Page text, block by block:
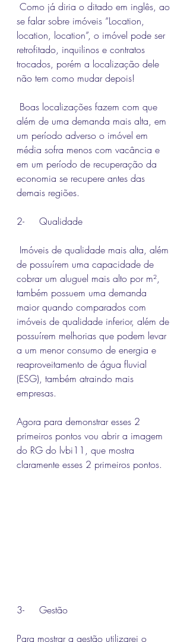
se falar sobre imóveis “Location,
location, location”, o imóvel pode ser
retrofitado, inquilinos e contratos
trocados, porém a localização dele
não tem como mudar depois!
além de uma demanda mais alta, em
um período adverso o imóvel em
média sofra menos com vacância e
em um período de recuperação da
economia se recupere antes das
demais regiões.
2-     Qualidade
de possuírem uma capacidade de
cobrar um aluguel mais alto por m²,
também possuem uma demanda
maior quando comparados com
imóveis de qualidade inferior, além de
possuírem melhorias que podem levar
a um menor consumo de energia e
reaproveitamento de água fluvial
(ESG), também atraindo mais
empresas.
Agora para demonstrar esses 2
primeiros pontos vou abrir a imagem
do RG do lvbi11, que mostra
claramente esses 2 primeiros pontos.
3-     Gestão
Para mostrar a gestão utilizarei o